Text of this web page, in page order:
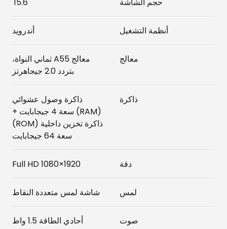
حجم الشاشة 15.6'
أنظمة التشغيل أندرويد
معالج
معالج A55 ثماني النواة،
بتردد 2.0 جيجاهرتز
ذاكرة
ذاكرة وصول عشوائي
(RAM) سعة 4 جيجابايت +
ذاكرة تخزين داخلية (ROM)
سعة 64 جيجابايت
دقة 1920×1080 Full HD
لمس شاشة لمس متعددة النقاط
صوت أحادي الطاقة 1.5 واط